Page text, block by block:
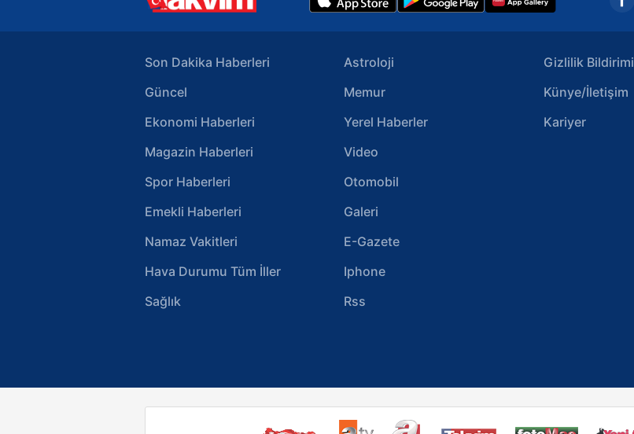
Son Dakika Haberleri
Güncel
Ekonomi Haberleri
Magazin Haberleri
Spor Haberleri
Emekli Haberleri
Namaz Vakitleri
Hava Durumu Tüm İller
Sağlık
Astroloji
Memur
Yerel Haberler
Video
Otomobil
Galeri
E-Gazete
Iphone
Rss
Gizlilik Bildirimi
Künye/İletişim
Kariyer